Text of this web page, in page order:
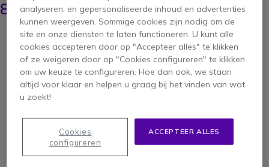
82,95 € ex. BTW- 100,37 € incl. BTW
Aantal
IN WINKELWAGEN
OFFERTE BINNEN 4 UUR
Niet op voorraad
Fabrieksgarantie
analyseren, en gepersonaliseerde inhoud en advertenties
kunnen weergeven. Sommige cookies zijn nodig om de
site en onze diensten te laten functioneren. U kunt alle
cookies accepteren door op "Accepteer alles" te klikken
of ze weigeren door op "Cookies configureren" te klikken
om uw keuze te configureren. Hoe dan ook, we staan
altijd voor klaar en helpen u graag bij het vinden van wat
u zoekt!
ACCEPTEER ALLES
Cookies
configureren